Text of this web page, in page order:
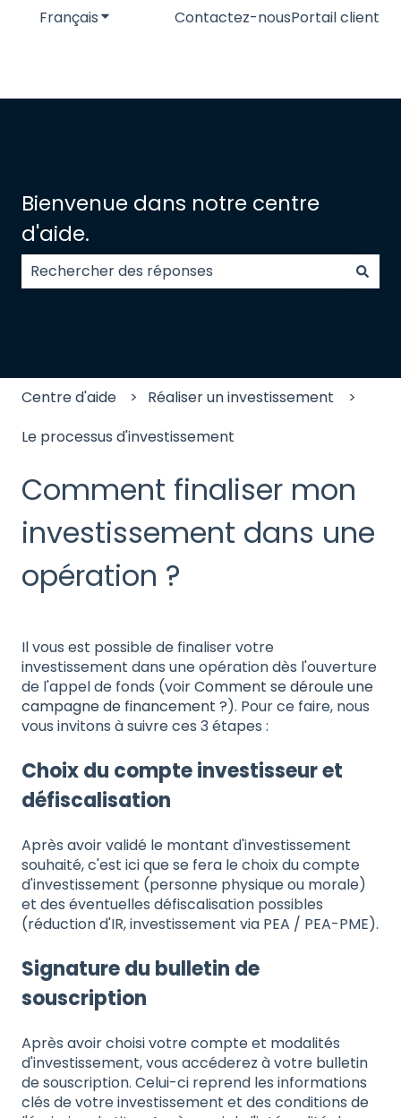
FrançaisAfficher le sous-menu pour les traductions
Contactez-nousPortail client
Bienvenue dans notre centre
d'aide.
Centre d'aide
Réaliser un investissement
Le processus d'investissement
Comment finaliser mon
investissement dans une
opération ?
Il vous est possible de finaliser votre
investissement dans une opération dès l'ouverture
de l'appel de fonds (voirComment se déroule une
campagne de financement ?). Pour ce faire, nous
vous invitons à suivre ces 3 étapes :
Choix du compte investisseur et
défiscalisation
Après avoir validé le montant d'investissement
souhaité, c'est ici que se fera le choix du compte
d'investissement (personne physique ou morale)
et des éventuelles défiscalisation possibles
(réduction d'IR, investissement via PEA / PEA-PME).
Signature du bulletin de
souscription
Après avoir choisi votre compte et modalités
d'investissement, vous accéderez à votre bulletin
de souscription. Celui-ci reprend les informations
clés de votre investissement et des conditions de